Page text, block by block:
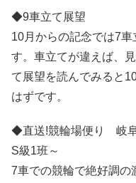
◆9車立て展望
10月からの記念では7
す。車立てが違えば、
て展望を読んでみると
はずです。
◆直送!競輪場便り 岐
S級1班～
7車での競輪で絶好調の